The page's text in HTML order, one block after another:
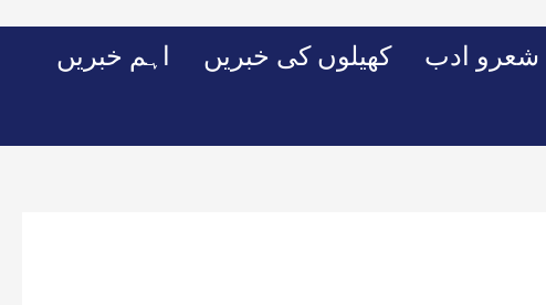
اہم خبریں کھیلوں کی خبریں شعرو ادب